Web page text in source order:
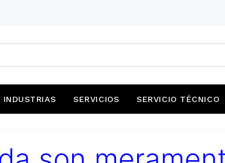
INDUSTRIAS SERVICIOS SERVICIO TÉCNICO